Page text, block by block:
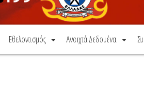
Εθελοντισμός Ανοιχτά Δεδομένα